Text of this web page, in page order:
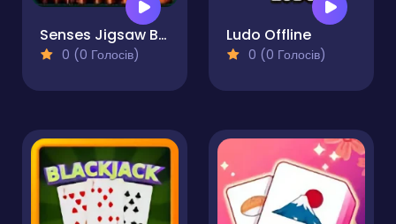
Senses Jigsaw Block Puzzle
0 (0 Голосів)
Ludo Offline
0 (0 Голосів)